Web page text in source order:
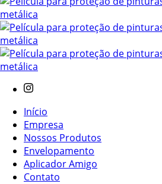
Início
Empresa
Nossos Produtos
Envelopamento
Aplicador Amigo
Contato